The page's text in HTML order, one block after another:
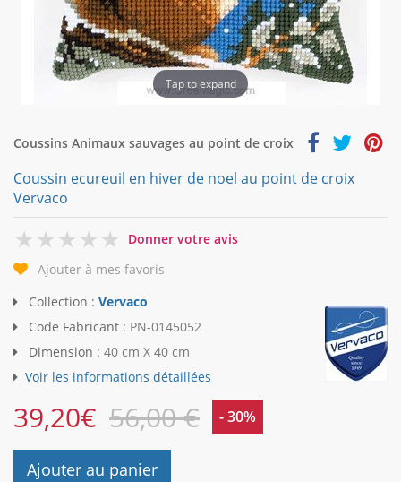
Tap to expand
Coussins Animaux sauvages au point de croix
Coussin ecureuil en hiver de noel au point de croix
Vervaco
0
Donner votre avis
Ajouter à mes favoris
Collection : Vervaco
Code Fabricant : PN-0145052
Dimension : 40 cm X 40 cm
Voir les informations détaillées
39,20€ 56,00 € - 30%
Ajouter au panier